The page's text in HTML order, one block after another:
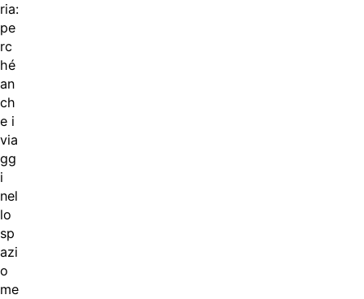
ria:
pe
rc
hé
an
ch
e i
via
gg
i
nel
lo
sp
azi
o
me